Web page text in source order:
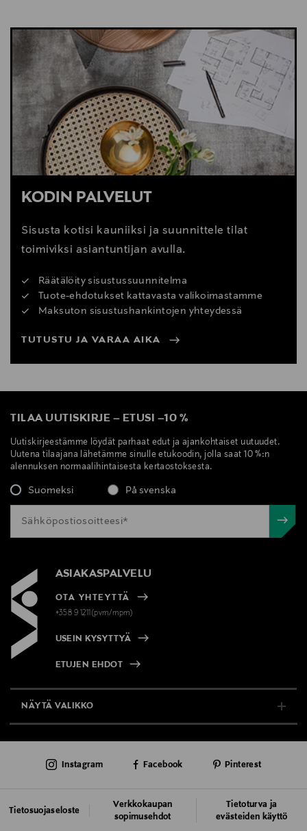
KATSO SISUSTUSVINKIT
KODIN PALVELUT
Sisusta kotisi kauniiksi ja suunnittele tilat
toimiviksi asiantuntijan avulla.
Räätälöity sisustussuunnitelma
Tuote-ehdotukset kattavasta valikoimastamme
Maksuton sisustushankintojen yhteydessä
TUTUSTU JA VARAA AIKA
TILAA UUTISKIRJE – ETUSI –10 %
Uutiskirjeestämme löydät parhaat edut ja ajankohtaiset uutuudet.
Uutena tilaajana lähetämme sinulle etukoodin, jolla saat 10 %:n
alennuksen normaalihintaisesta kertaostoksesta.
Suomeksi På svenska
ASIAKASPALVELU
OTA YHTEYTTÄ
+358 9 1211(pvm/mpm)
USEIN KYSYTTYÄ
ETUJEN EHDOT
NÄYTÄ VALIKKO
AJANKOHTAISTA
Tietosuojaseloste
Verkkokaupan
sopimusehdot
Tietoturva ja
evästeiden käyttö
Instagram Facebook Pinterest